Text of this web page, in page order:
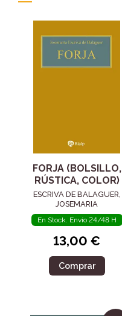
FORJA (BOLSILLO,
RÚSTICA, COLOR)
ESCRIVA DE BALAGUER,
JOSEMARIA
En Stock. Envío 24/48 H
13,00 €
Comprar